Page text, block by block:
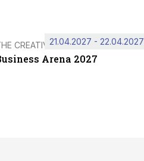
CREATIVE HUB
Arena 2027
21.04.2027 - 22.04.2027